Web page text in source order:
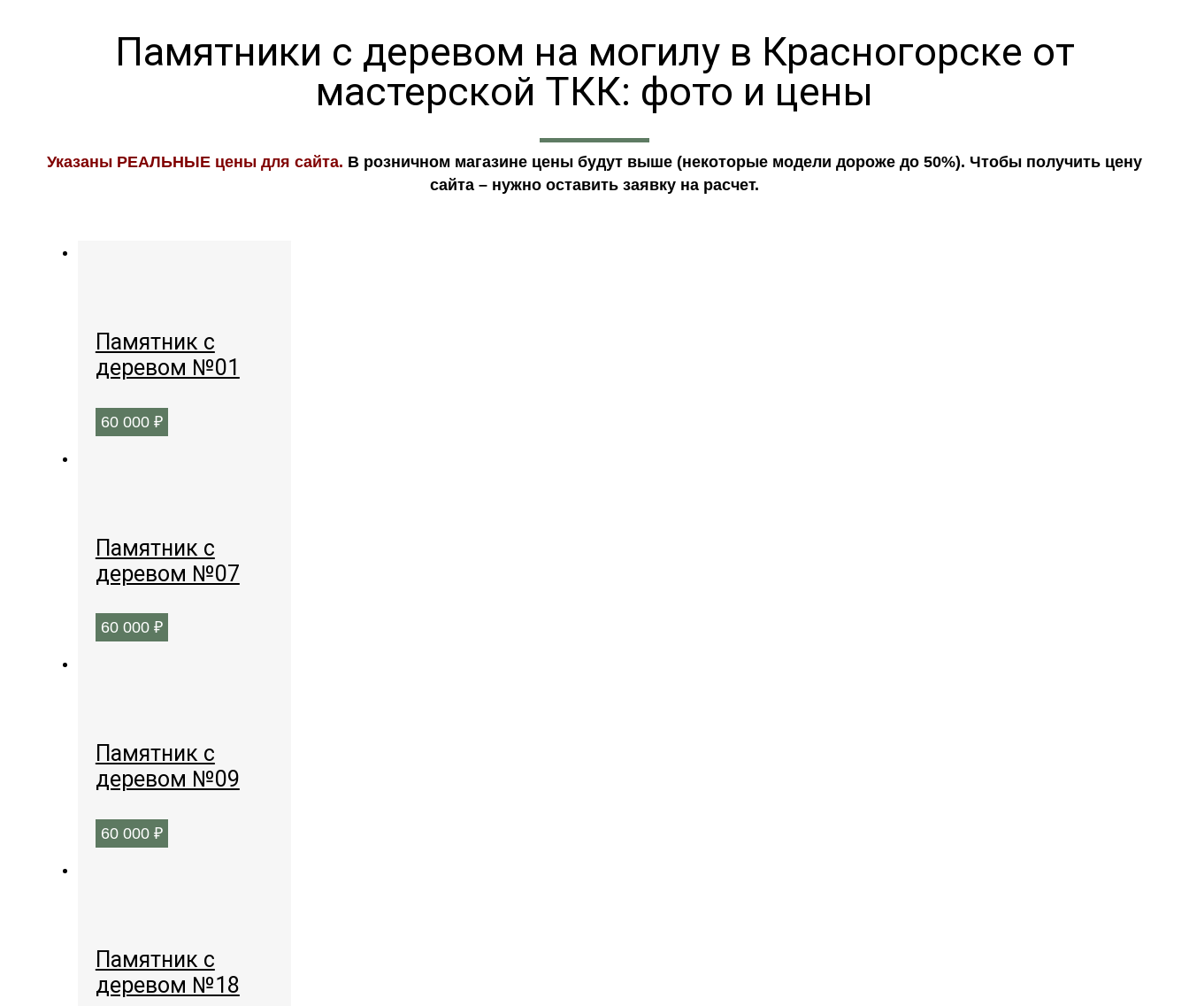
Памятники с деревом на могилу в Красногорске от
мастерской ТКК: фото и цены
Указаны РЕАЛЬНЫЕ цены для сайта. В розничном магазине цены будут выше (некоторые модели дороже до 50%). Чтобы получить цену
сайта – нужно оставить заявку на расчет.
Памятник с
деревом №01
60 000 ₽
Памятник с
деревом №07
60 000 ₽
Памятник с
деревом №09
60 000 ₽
Памятник с
деревом №18